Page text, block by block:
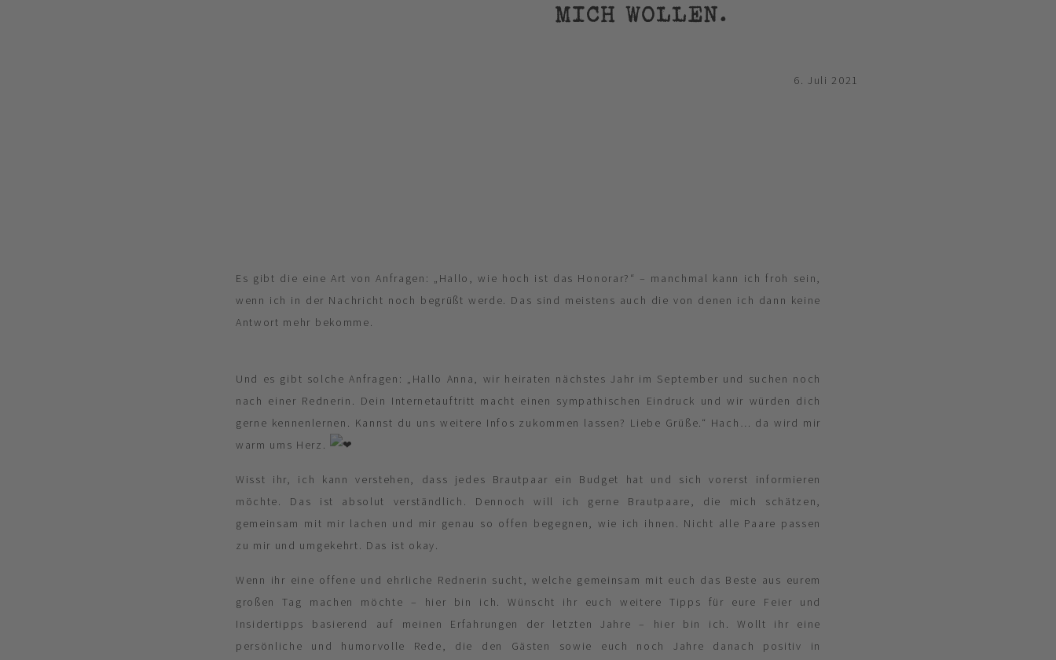
MICH WOLLEN.
6. Juli 2021
Es gibt die eine Art von Anfragen: „Hallo, wie hoch ist das Honorar?“ – manchmal kann ich froh sein,
wenn ich in der Nachricht noch begrüßt werde. Das sind meistens auch die von denen ich dann keine
Antwort mehr bekomme.
Und es gibt solche Anfragen: „Hallo Anna, wir heiraten nächstes Jahr im September und suchen noch
nach einer Rednerin. Dein Internetauftritt macht einen sympathischen Eindruck und wir würden dich
gerne kennenlernen. Kannst du uns weitere Infos zukommen lassen? Liebe Grüße.“ Hach… da wird mir
warm ums Herz.
Wisst ihr, ich kann verstehen, dass jedes Brautpaar ein Budget hat und sich vorerst informieren
möchte. Das ist absolut verständlich. Dennoch will ich gerne Brautpaare, die mich schätzen,
gemeinsam mit mir lachen und mir genau so offen begegnen, wie ich ihnen. Nicht alle Paare passen
zu mir und umgekehrt. Das ist okay.
Wenn ihr eine offene und ehrliche Rednerin sucht, welche gemeinsam mit euch das Beste aus eurem
großen Tag machen möchte – hier bin ich. Wünscht ihr euch weitere Tipps für eure Feier und
Insidertipps basierend auf meinen Erfahrungen der letzten Jahre – hier bin ich. Wollt ihr eine
persönliche und humorvolle Rede, die den Gästen sowie euch noch Jahre danach positiv in